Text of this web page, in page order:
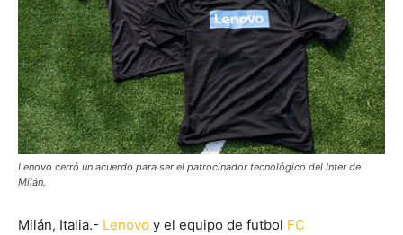
Lenovo cerró un acuerdo para ser el patrocinador tecnológico del Inter de
Milán.
Milán, Italia.- Lenovo y el equipo de futbol FC